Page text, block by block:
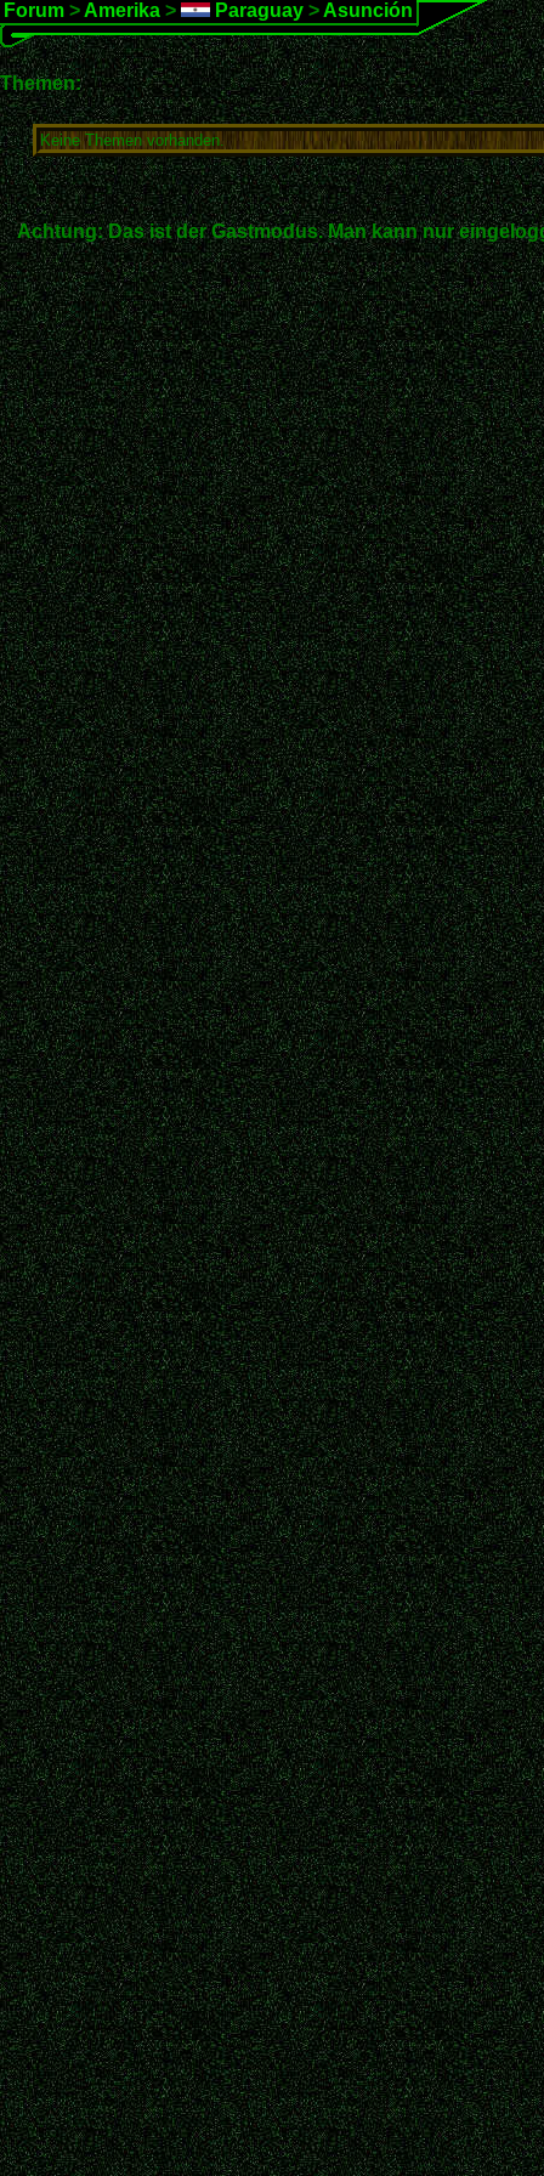
Forum > Amerika > Paraguay > Asunción
Themen:
Keine Themen vorhanden.
Achtung: Das ist der Gastmodus. Man kann nur